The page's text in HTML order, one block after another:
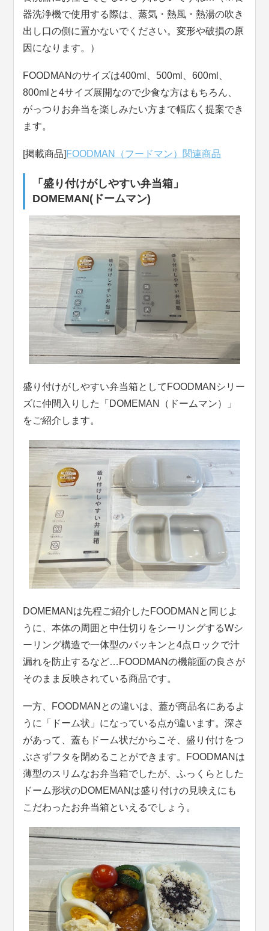
器洗浄機で使用する際は、蒸気・熱風・熱湯の吹き
出し口の側に置かないでください。変形や破損の原
因になります。）
FOODMANのサイズは400ml、500ml、600ml、
800mlと4サイズ展開なので少食な方はもちろん、
がっつりお弁当を楽しみたい方まで幅広く提案でき
ます。
[掲載商品] FOODMAN（フードマン）関連商品
「盛り付けがしやすい弁当箱」
DOMEMAN(ドームマン)
盛り付けがしやすい弁当箱としてFOODMANシリー
ズに仲間入りした「DOMEMAN（ドームマン）」
をご紹介します。
DOMEMANは先程ご紹介したFOODMANと同じよ
うに、本体の周囲と中仕切りをシーリングするWシ
ーリング構造で一体型のパッキンと4点ロックで汁
漏れを防止するなど…FOODMANの機能面の良さが
そのまま反映されている商品です。
一方、FOODMANとの違いは、蓋が商品名にあるよ
うに「ドーム状」になっている点が違います。深さ
があって、蓋もドーム状だからこそ、盛り付けをつ
ぶさずフタを閉めることができます。FOODMANは
薄型のスリムなお弁当箱でしたが、ふっくらとした
ドーム形状のDOMEMANは盛り付けの見映えにも
こだわったお弁当箱といえるでしょう。